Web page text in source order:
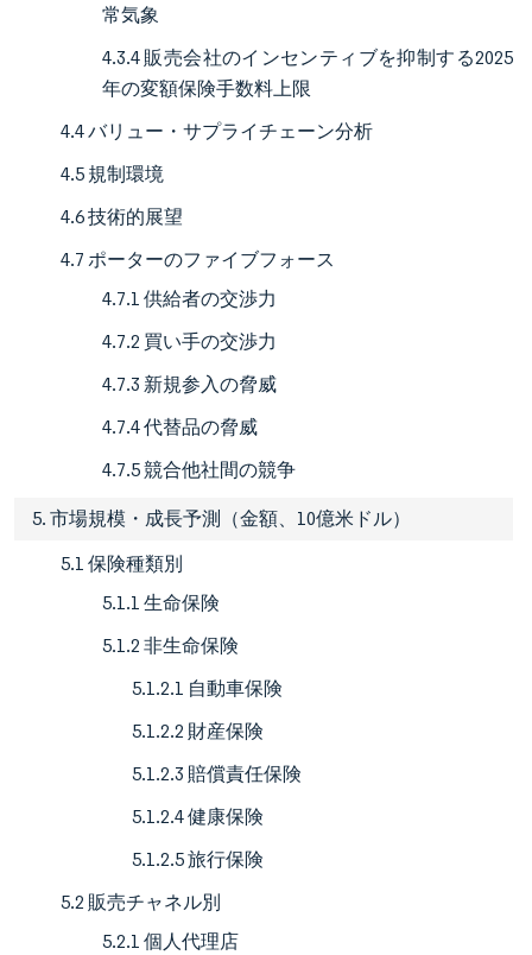
常気象
4.3.4 販売会社のインセンティブを抑制する2025
年の変額保険手数料上限
4.4 バリュー・サプライチェーン分析
4.5 規制環境
4.6 技術的展望
4.7 ポーターのファイブフォース
4.7.1 供給者の交渉力
4.7.2 買い手の交渉力
4.7.3 新規参入の脅威
4.7.4 代替品の脅威
4.7.5 競合他社間の競争
5. 市場規模・成長予測（金額、10億米ドル）
5.1 保険種類別
5.1.1 生命保険
5.1.2 非生命保険
5.1.2.1 自動車保険
5.1.2.2 財産保険
5.1.2.3 賠償責任保険
5.1.2.4 健康保険
5.1.2.5 旅行保険
5.2 販売チャネル別
5.2.1 個人代理店